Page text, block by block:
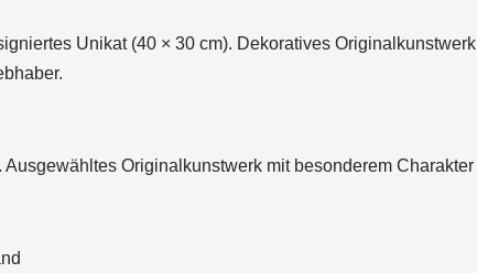
Unikat (40 × 30 cm). Dekoratives Originalkunstwerk
Originalkunstwerk mit besonderem Charakter